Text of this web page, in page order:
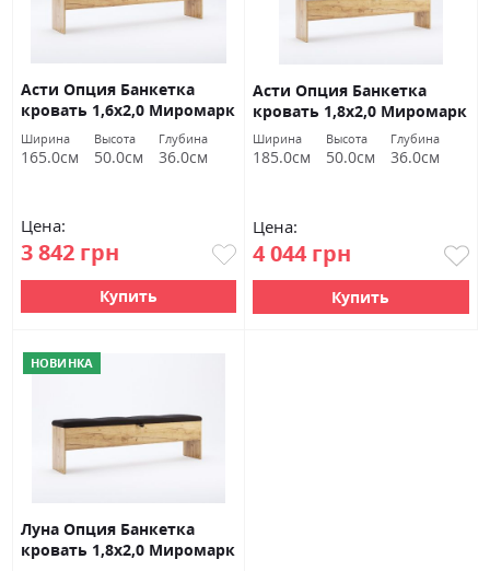
Асти Опция Банкетка
кровать 1,6х2,0 Миромарк
Ширина
165.0см
Высота
50.0см
Глубина
36.0см
Цена:
3 842 грн
Купить
Асти Опция Банкетка
кровать 1,8х2,0 Миромарк
Ширина
185.0см
Высота
50.0см
Глубина
36.0см
Цена:
4 044 грн
Купить
НОВИНКА
Луна Опция Банкетка
кровать 1,8х2,0 Миромарк